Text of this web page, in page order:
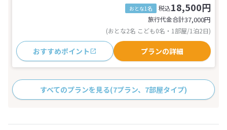
おとな1名 税込18,500円
旅行代金合計37,000円
(おとな2名 こども0名・1部屋/1泊2日)
おすすめポイント プランの詳細
すべてのプランを見る(7プラン、7部屋タイプ)